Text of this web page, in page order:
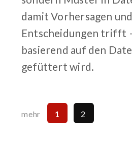
damit Vorhersagen und
Entscheidungen trifft
basierend auf den
gefüttert wird.
mehr 1 2